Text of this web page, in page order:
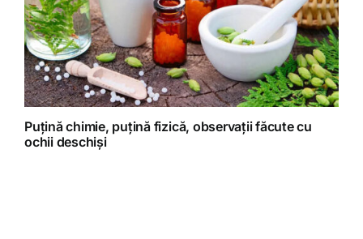
Puțină chimie, puțină fizică, observații făcute cu
ochii deschiși